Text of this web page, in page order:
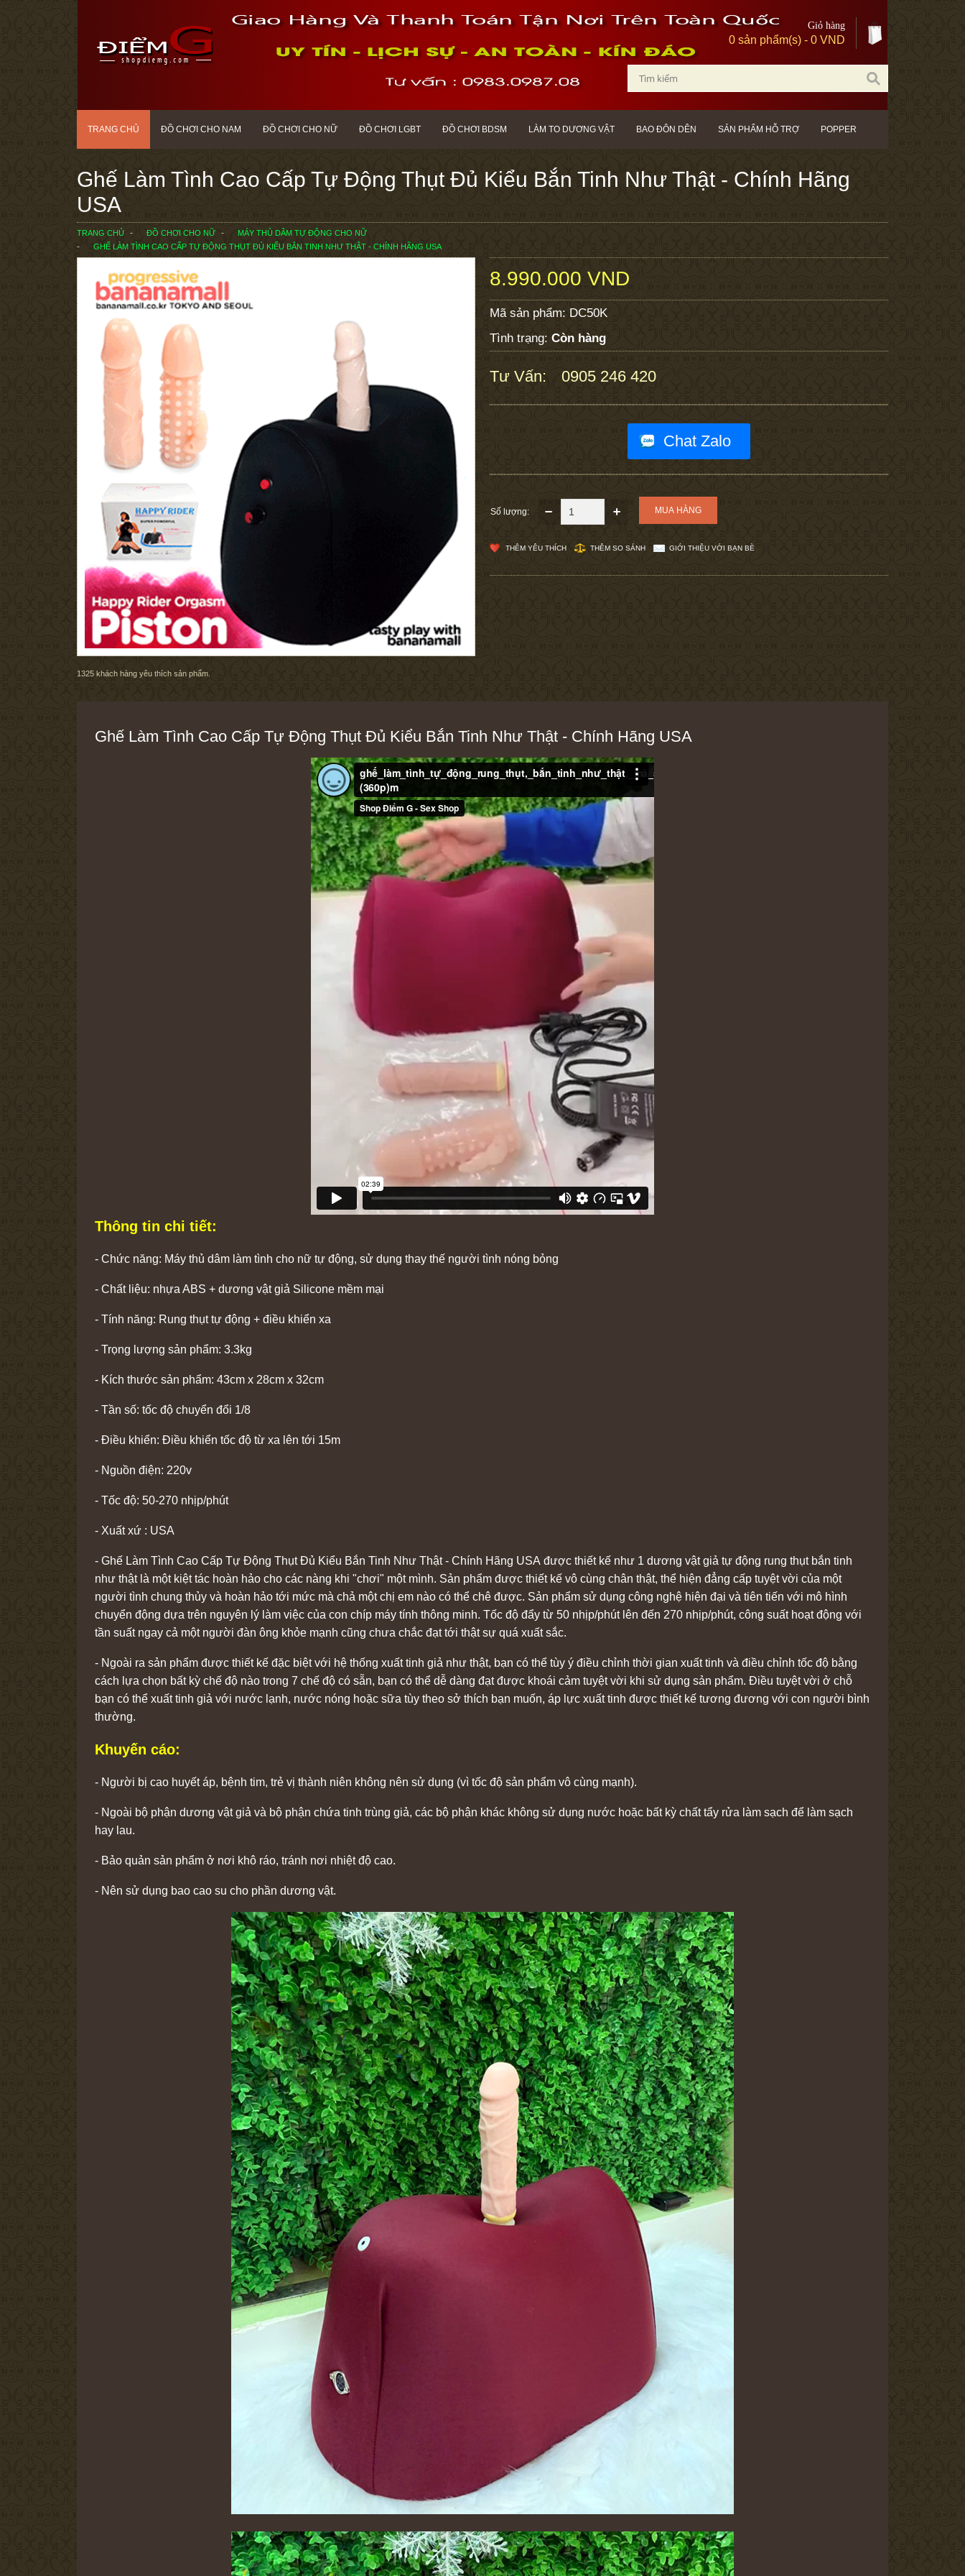
Giỏ hàng
0 sản phẩm(s) - 0 VND
TRANG CHỦ ĐỒ CHƠI CHO NAM ĐỒ CHƠI CHO NỮ ĐỒ CHƠI LGBT ĐỒ CHƠI BDSM LÀM TO DƯƠNG VẬT BAO ĐÔN DÊN SẢN PHẨM HỖ TRỢ POPPER
Ghế Làm Tình Cao Cấp Tự Động Thụt Đủ Kiểu Bắn Tinh Như Thật - Chính Hãng
USA
TRANG CHỦ ĐỒ CHƠI CHO NỮ
MÁY THỦ DÂM TỰ ĐỘNG CHO NỮ
GHẾ LÀM TÌNH CAO CẤP TỰ ĐỘNG THỤT ĐỦ KIỂU BẮN TINH NHƯ THẬT - CHÍNH HÃNG USA
1325 khách hàng yêu thích sản phẩm.
8.990.000 VND
Mã sản phẩm: DC50K
Tình trạng: Còn hàng
Tư Vấn: 0905 246 420
Chat Zalo
Số lượng:
THÊM YÊU THÍCH THÊM SO SÁNH GIỚI THIỆU VỚI BẠN BÈ
Ghế Làm Tình Cao Cấp Tự Động Thụt Đủ Kiểu Bắn Tinh Như Thật - Chính Hãng USA
Thông tin chi tiết:
- Chức năng: Máy thủ dâm làm tình cho nữ tự động, sử dụng thay thế người tình nóng bỏng
- Chất liệu: nhựa ABS + dương vật giả Silicone mềm mại
- Tính năng: Rung thụt tự động + điều khiển xa
- Trọng lượng sản phẩm: 3.3kg
- Kích thước sản phẩm: 43cm x 28cm x 32cm
- Tần số: tốc độ chuyển đổi 1/8
- Điều khiển: Điều khiển tốc độ từ xa lên tới 15m
- Nguồn điện: 220v
- Tốc độ: 50-270 nhịp/phút
- Xuất xứ : USA
- Ghế Làm Tình Cao Cấp Tự Động Thụt Đủ Kiểu Bắn Tinh Như Thật - Chính Hãng USA được thiết kế như 1 dương vật giả tự động rung thụt bắn tinh
như thật là một kiệt tác hoàn hảo cho các nàng khi "chơi" một mình. Sản phẩm được thiết kế vô cùng chân thật, thể hiện đẳng cấp tuyệt vời của một
người tình chung thủy và hoàn hảo tới mức mà chả một chị em nào có thể chê được. Sản phẩm sử dụng công nghệ hiện đại và tiên tiến với mô hình
chuyển động dựa trên nguyên lý làm việc của con chíp máy tính thông minh. Tốc độ đẩy từ 50 nhịp/phút lên đến 270 nhịp/phút, công suất hoạt động với
tần suất ngay cả một người đàn ông khỏe mạnh cũng chưa chắc đạt tới thật sự quá xuất sắc.
- Ngoài ra sản phẩm được thiết kế đặc biệt với hệ thống xuất tinh giả như thật, bạn có thể tùy ý điều chỉnh thời gian xuất tinh và điều chỉnh tốc độ bằng
cách lựa chọn bất kỳ chế độ nào trong 7 chế độ có sẵn, bạn có thể dễ dàng đạt được khoái cảm tuyệt vời khi sử dụng sản phẩm. Điều tuyệt vời ở chỗ
bạn có thể xuất tinh giả với nước lạnh, nước nóng hoặc sữa tùy theo sở thích bạn muốn, áp lực xuất tinh được thiết kế tương đương với con người bình
thường.
Khuyến cáo:
- Người bị cao huyết áp, bệnh tim, trẻ vị thành niên không nên sử dụng (vì tốc độ sản phẩm vô cùng mạnh).
- Ngoài bộ phận dương vật giả và bộ phận chứa tinh trùng giả, các bộ phận khác không sử dụng nước hoặc bất kỳ chất tẩy rửa làm sạch để làm sạch
hay lau.
- Bảo quản sản phẩm ở nơi khô ráo, tránh nơi nhiệt độ cao.
- Nên sử dụng bao cao su cho phần dương vật.